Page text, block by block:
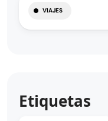
VIAJES
Etiquetas